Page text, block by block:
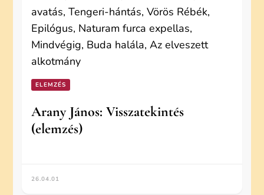
ELEMZÉS
Arany János: Visszatekintés
(elemzés)
26.04.01